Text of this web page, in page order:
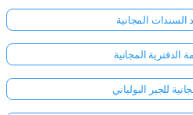
السندات المجانية
الدفترية المجانية
للجبر البولياني